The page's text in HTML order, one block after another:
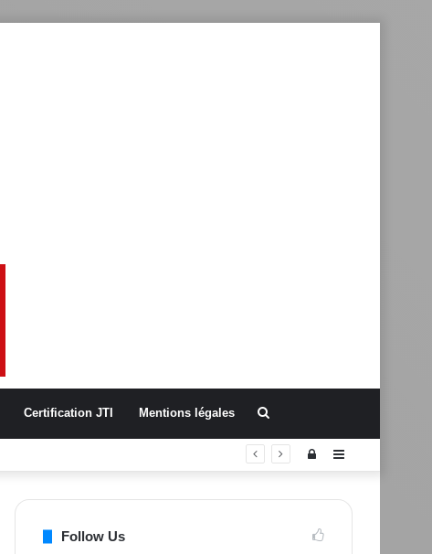
Certification JTI Mentions légales
Sidebar
Connexion
Follow Us